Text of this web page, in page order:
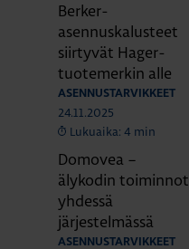
Berker-
asennuskalusteet
siirtyvät Hager-
tuotemerkin alle
ASENNUSTARVIKKEET
24.11.2025
Lukuaika: 4 min
Domovea –
älykodin toiminnot
yhdessä
järjestelmässä
ASENNUSTARVIKKEET